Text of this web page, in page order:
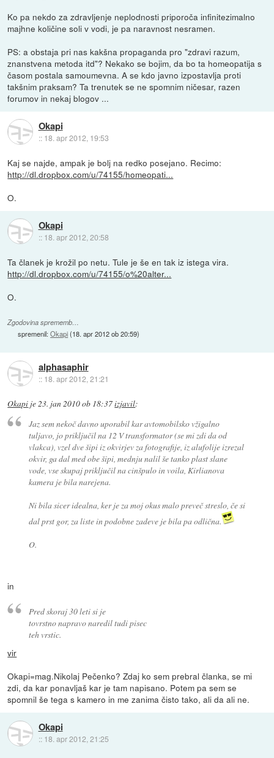
Ko pa nekdo za zdravljenje neplodnosti priporoča infinitezimalno
majhne količine soli v vodi, je pa naravnost nesramen.
PS: a obstaja pri nas kakšna propaganda pro "zdravi razum,
znanstvena metoda itd"? Nekako se bojim, da bo ta homeopatija s
časom postala samoumevna. A se kdo javno izpostavlja proti
takšnim praksam? Ta trenutek se ne spomnim ničesar, razen
forumov in nekaj blogov ...
Okapi
:: 18. apr 2012, 19:53
Kaj se najde, ampak je bolj na redko posejano. Recimo:
http://dl.dropbox.com/u/74155/homeopati...
O.
Okapi
:: 18. apr 2012, 20:58
Ta članek je krožil po netu. Tule je še en tak iz istega vira.
http://dl.dropbox.com/u/74155/o%20alter...
O.
Zgodovina sprememb…
spremenil:Okapi(18. apr 2012 ob 20:59)
alphasaphir
:: 18. apr 2012, 21:21
Okapi je23. jan 2010 ob 18:37izjavil:
Jaz sem nekoč davno uporabil kar avtomobilsko vžigalno
tuljavo, jo priključil na 12 V transformator (se mi zdi da od
vlakca), vzel dve šipi iz okvirjev za fotografije, iz alufolije izrezal
okvir, ga dal med obe šipi, mednju nalil še tanko plast slane
vode, vse skupaj priključil na cinšpulo in voila, Kirlianova
kamera je bila narejena.
Ni bila sicer idealna, ker je za moj okus malo preveč streslo, če si
dal prst gor, za liste in podobne zadeve je bila pa odlična.
O.
in
Pred skoraj 30 leti si je
tovrstno napravo naredil tudi pisec
teh vrstic.
vir
Okapi=mag.Nikolaj Pečenko? Zdaj ko sem prebral članka, se mi
zdi, da kar ponavljaš kar je tam napisano. Potem pa sem se
spomnil še tega s kamero in me zanima čisto tako, ali da ali ne.
Okapi
:: 18. apr 2012, 21:25